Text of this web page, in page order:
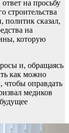
на просьбу
строительства
политик сказал,
на
которую
и, обращаясь
как можно
чтобы оправдать
медиков